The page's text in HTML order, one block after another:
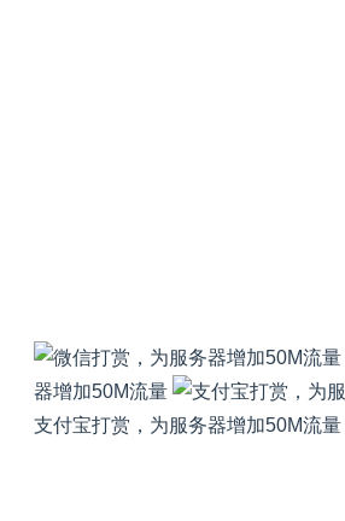
器增加50M流量
支付宝打赏，为服务器增加50M流量